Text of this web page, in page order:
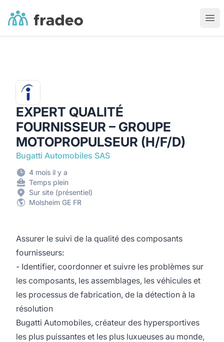
Fradeo
EXPERT QUALITÉ
FOURNISSEUR – GROUPE
MOTOPROPULSEUR (H/F/D)
Bugatti Automobiles SAS
4 mois il y a
Temps plein
Sur site (présentiel)
Molsheim GE FR
Assurer le suivi de la qualité des composants
fournisseurs:
- Identifier, coordonner et suivre les problèmes sur
les composants, les assemblages, les véhicules et
les processus de fabrication, de la détection à la
résolution
Bugatti Automobiles, créateur des hypersportives
les plus puissantes et les plus luxueuses au monde,